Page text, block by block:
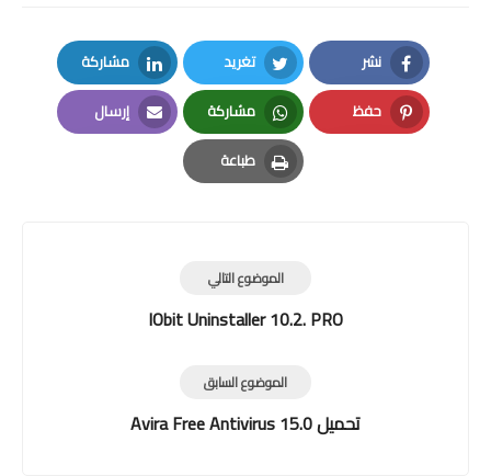
نشر
Facebook
تغريد
Twitter
مشاركة
LinkedIn
حفظ
Pinterest
مشاركة
Whatsapp
إرسال
Email
طباعة
Print
الموضوع التالي
IObit Uninstaller 10.2. PRO
الموضوع السابق
تحميل Avira Free Antivirus 15.0